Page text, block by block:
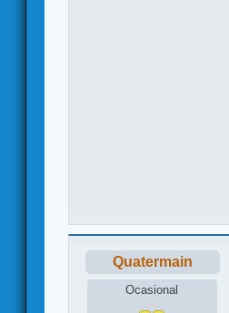
Quatermain
Ocasional